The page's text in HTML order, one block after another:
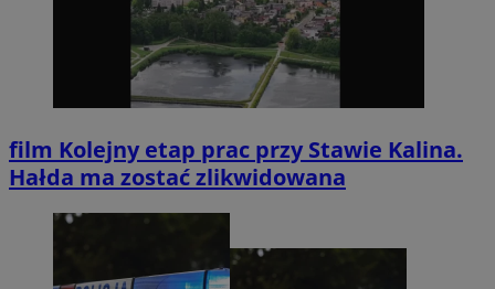
film Kolejny etap prac przy Stawie Kalina.
Hałda ma zostać zlikwidowana